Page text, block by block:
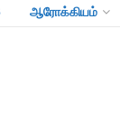
ஆரோக்கியம்